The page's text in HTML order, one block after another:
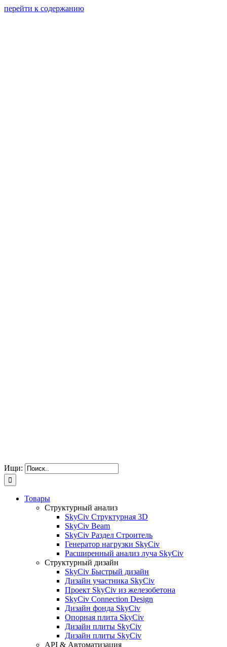
перейти к содержанию
Ищи:
Товары
Структурный анализ
SkyCiv Структурная 3D
SkyCiv Beam
SkyCiv Раздел Строитель
Генератор нагрузки SkyCiv
Расширенный анализ луча SkyCiv
Структурный дизайн
SkyCiv Быстрый дизайн
Дизайн участника SkyCiv
Проект SkyCiv из железобетона
SkyCiv Connection Design
Дизайн фонда SkyCiv
Опорная плита SkyCiv
Дизайн плиты SkyCiv
Дизайн плиты SkyCiv
API & Автоматизация